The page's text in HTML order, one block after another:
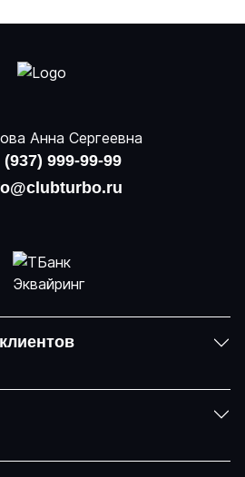
Анна Сергеевна
(937) 999-99-99